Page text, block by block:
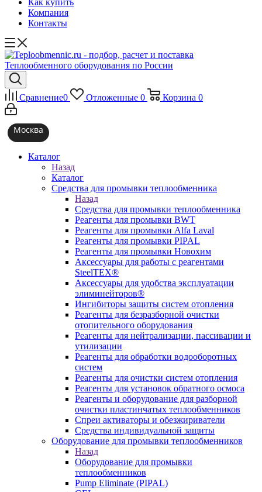
Как купить
Компания
Контакты
Сравнение0 Отложенные 0 Корзина 0
Москва
Каталог
Назад
Каталог
Средства для промывки теплообменника
Назад
Средства для промывки теплообменника
Реагенты для промывки BWT
Реагенты для промывки Alfa Laval
Реагенты для промывки PIPAL
Реагенты для промывки Новохим
Аксессуары для работы с реагентами
SteelTEX®
Аксессуары для удобства эксплуатации
элиминейторов®
Ингибиторы защиты систем отопления
Реагенты для безразборной очистки
отопительного оборудования
Реагенты для нейтрализации, пассивации и
утилизации
Реагенты для обработки водооборотных
систем
Реагенты для очистки систем отопления
Реагенты для установок обратного осмоса
Реагенты и оборудование для разборной
очистки пластинчатых теплообменников
Спреи активаторы и обезжириватели
Средства индивидуальной защиты
Оборудование для промывки теплообменников
Назад
Оборудование для промывки
теплообменников
Pump Eliminate (PIPAL)